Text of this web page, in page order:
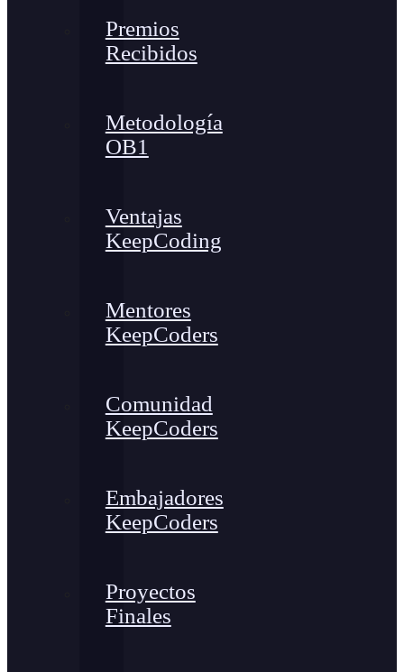
Premios
Recibidos
Metodología
OB1
Ventajas
KeepCoding
Mentores
KeepCoders
Comunidad
KeepCoders
Embajadores
KeepCoders
Proyectos
Finales